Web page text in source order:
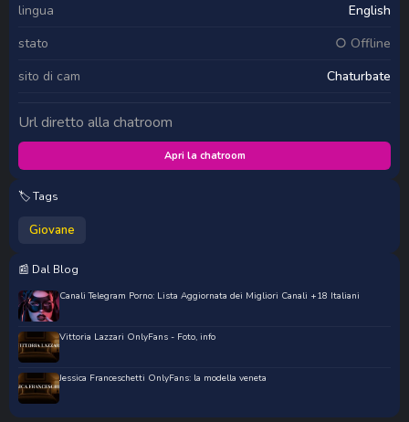
lingua
English
stato
○ Offline
sito di cam
Chaturbate
Url diretto alla chatroom
Apri la chatroom
🏷️ Tags
Giovane
📰 Dal Blog
Canali Telegram Porno: Lista Aggiornata dei Migliori Canali +18 Italiani
Vittoria Lazzari OnlyFans - Foto, info
Jessica Franceschetti OnlyFans: la modella veneta